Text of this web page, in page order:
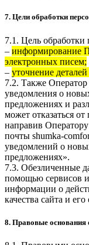
7. Цели обработки
7.1. Цель обработки
– информирование
электронных писем;
– уточнение
7.2. Также Оператор
уведомления о
предложениях и
может отказаться
направив
почты shumka-
уведомлений о
предложениях».
7.3. Обезличенные
помощью сервисов
информации о
качества сайта и
8. Правовые основания